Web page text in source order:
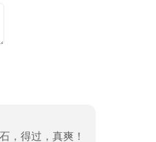
，得过，真爽！